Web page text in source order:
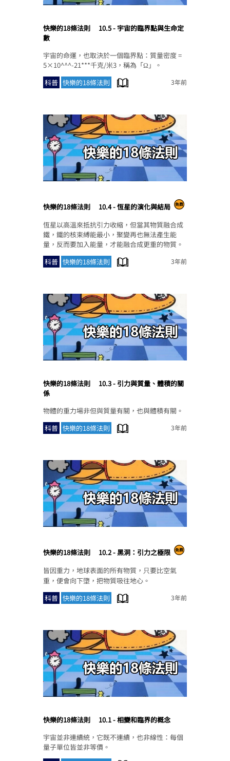
快樂的18條法則
10.5 - 宇宙的臨界點與生命定
數
宇宙的命運，也取決於一個臨界點：質量密度 =
5×10^^^-21***千克/米3，稱為「Ω」。
科普 快樂的18條法則 3年前
快樂的18條法則
10.4 - 恆星的演化與結局
恆星以高溫來抵抗引力收縮，但當其物質融合成
鐵，鐵的核束縛能最小，聚變再也無法產生能
量，反而要加入能量，才能融合成更重的物質。
科普 快樂的18條法則 3年前
快樂的18條法則
10.3 - 引力與質量、體積的關
係
物體的重力場非但與質量有關，也與體積有關。
科普 快樂的18條法則 3年前
快樂的18條法則
10.2 - 黑洞：引力之極限
皆因重力，地球表面的所有物質，只要比空氣
重，便會向下墮，把物質吸往地心。
科普 快樂的18條法則 3年前
快樂的18條法則
10.1 - 相變和臨界的概念
宇宙並非連續統，它既不連續，也非線性：每個
量子單位皆並非等價。